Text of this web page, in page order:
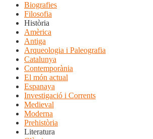
Biografies
Filosofia
Història
Amèrica
Antiga
Arqueologia i Paleografia
Catalunya
Contemporània
El món actual
Espanaya
Investigació i Corrents
Medieval
Moderna
Prehistòria
Literatura